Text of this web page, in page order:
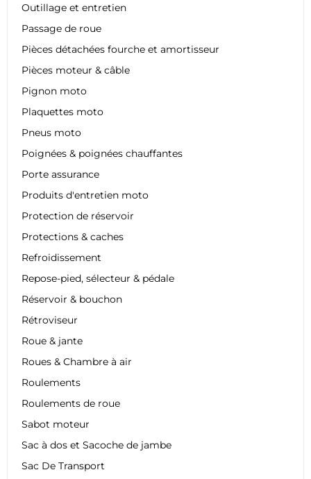
Outillage et entretien
Passage de roue
Pièces détachées fourche et amortisseur
Pièces moteur & câble
Pignon moto
Plaquettes moto
Pneus moto
Poignées & poignées chauffantes
Porte assurance
Produits d'entretien moto
Protection de réservoir
Protections & caches
Refroidissement
Repose-pied, sélecteur & pédale
Réservoir & bouchon
Rétroviseur
Roue & jante
Roues & Chambre à air
Roulements
Roulements de roue
Sabot moteur
Sac à dos et Sacoche de jambe
Sac De Transport